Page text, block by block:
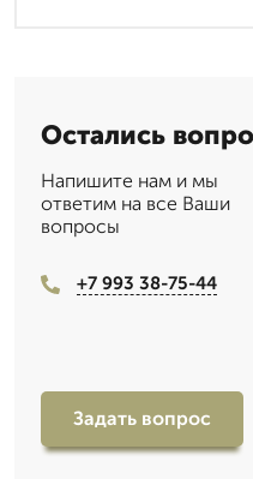
Остались
Напишите нам и мы
ответим на все Ваши
вопросы
+7 993 38-75-44
Задать вопрос